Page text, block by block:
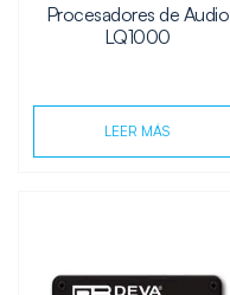
Procesadores de Audio
LQ1000
LEER MÁS